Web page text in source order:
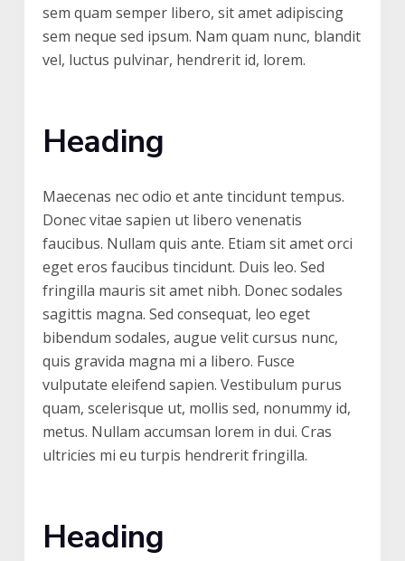
sem quam semper libero, sit amet adipiscing
sem neque sed ipsum. Nam quam nunc, blandit
vel, luctus pulvinar, hendrerit id, lorem.
Heading
Maecenas nec odio et ante tincidunt tempus.
Donec vitae sapien ut libero venenatis
faucibus. Nullam quis ante. Etiam sit amet orci
eget eros faucibus tincidunt. Duis leo. Sed
fringilla mauris sit amet nibh. Donec sodales
sagittis magna. Sed consequat, leo eget
bibendum sodales, augue velit cursus nunc,
quis gravida magna mi a libero. Fusce
vulputate eleifend sapien. Vestibulum purus
quam, scelerisque ut, mollis sed, nonummy id,
metus. Nullam accumsan lorem in dui. Cras
ultricies mi eu turpis hendrerit fringilla.
Heading